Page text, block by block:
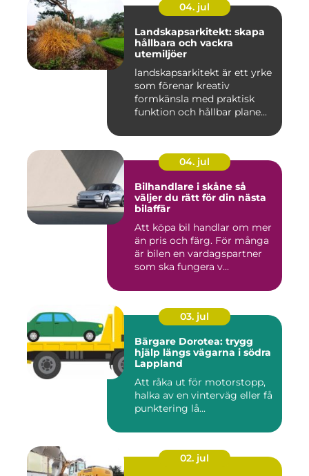
04. jul
Landskapsarkitekt: skapa
hållbara och vackra
utemiljöer
landskapsarkitekt är ett yrke
som förenar kreativ
formkänsla med praktisk
funktion och hållbar plane...
04. jul
Bilhandlare i skåne så
väljer du rätt för din nästa
bilaffär
Att köpa bil handlar om mer
än pris och färg. För många
är bilen en vardagspartner
som ska fungera v...
03. jul
Bärgare Dorotea: trygg
hjälp längs vägarna i södra
Lappland
Att råka ut för motorstopp,
halka av en vinterväg eller få
punktering lå...
02. jul